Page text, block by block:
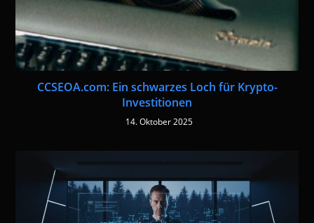
CCSEOA.com: Ein schwarzes Loch für Krypto-
Investitionen
14. Oktober 2025